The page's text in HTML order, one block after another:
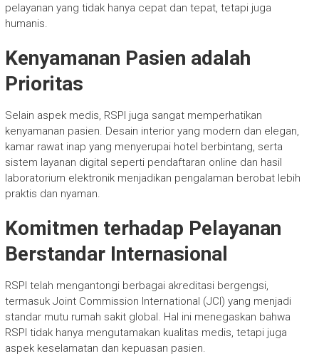
pelayanan yang tidak hanya cepat dan tepat, tetapi juga
humanis.
Kenyamanan Pasien adalah
Prioritas
Selain aspek medis, RSPI juga sangat memperhatikan
kenyamanan pasien. Desain interior yang modern dan elegan,
kamar rawat inap yang menyerupai hotel berbintang, serta
sistem layanan digital seperti pendaftaran online dan hasil
laboratorium elektronik menjadikan pengalaman berobat lebih
praktis dan nyaman.
Komitmen terhadap Pelayanan
Berstandar Internasional
RSPI telah mengantongi berbagai akreditasi bergengsi,
termasuk Joint Commission International (JCI) yang menjadi
standar mutu rumah sakit global. Hal ini menegaskan bahwa
RSPI tidak hanya mengutamakan kualitas medis, tetapi juga
aspek keselamatan dan kepuasan pasien.